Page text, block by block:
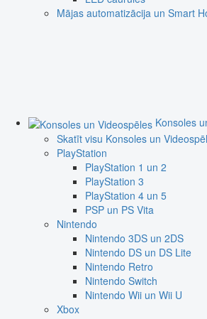
Mājas automatizācija un Smart
Konsoles
Skatīt visu Konsoles un
PlayStation
PlayStation 1 un 2
PlayStation 3
PlayStation 4 un 5
PSP un PS Vita
Nintendo
Nintendo 3DS un 2DS
Nintendo DS un DS Lite
Nintendo Retro
Nintendo Switch
Nintendo Wii un Wii U
Xbox